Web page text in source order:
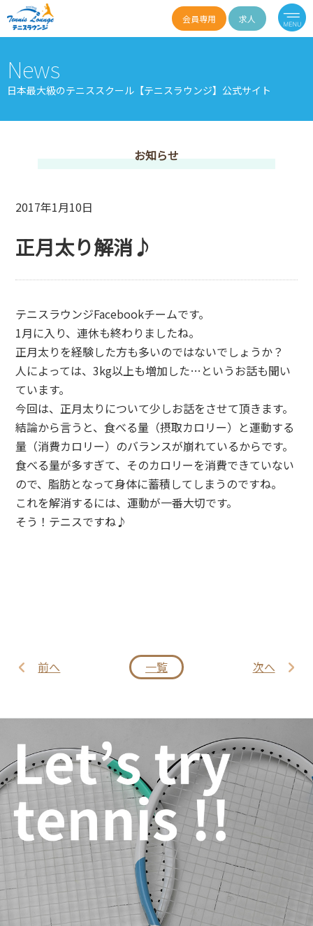
会員専用 求人
News
日本最大級のテニススクール【テニスラウンジ】公式サイト
お知らせ
2017年1月10日
正月太り解消♪
テニスラウンジFacebookチームです。
1月に入り、連休も終わりましたね。
正月太りを経験した方も多いのではないでしょうか？
人によっては、3kg以上も増加した…というお話も聞い
ています。
今回は、正月太りについて少しお話をさせて頂きます。
結論から言うと、食べる量（摂取カロリー）と運動する
量（消費カロリー）のバランスが崩れているからです。
食べる量が多すぎて、そのカロリーを消費できていない
ので、脂肪となって身体に蓄積してしまうのですね。
これを解消するには、運動が一番大切です。
そう！テニスですね♪
前へ 一覧 次へ